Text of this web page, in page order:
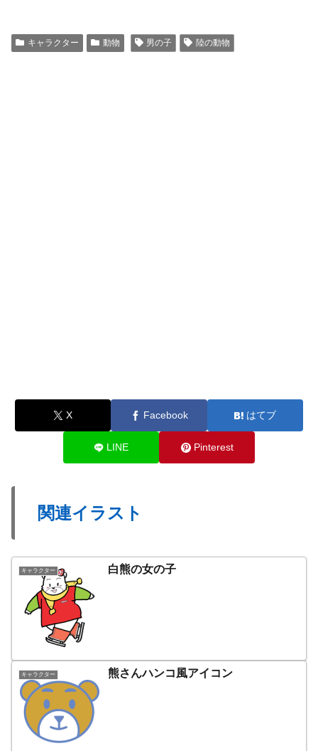
キャラクター 動物 男の子 陸の動物
X Facebook はてブ
LINE Pinterest
関連イラスト
キャラクター 白熊の女の子
キャラクター 熊さんハンコ風アイコン